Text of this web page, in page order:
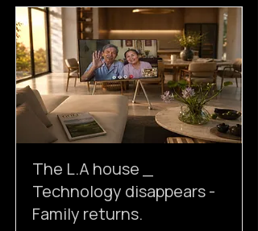
The L.A house _
Technology disappears -
Family returns.